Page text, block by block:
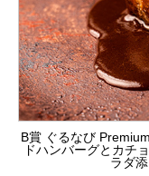
B賞 ぐるなび
ドハンバーグとカチ
ラダ